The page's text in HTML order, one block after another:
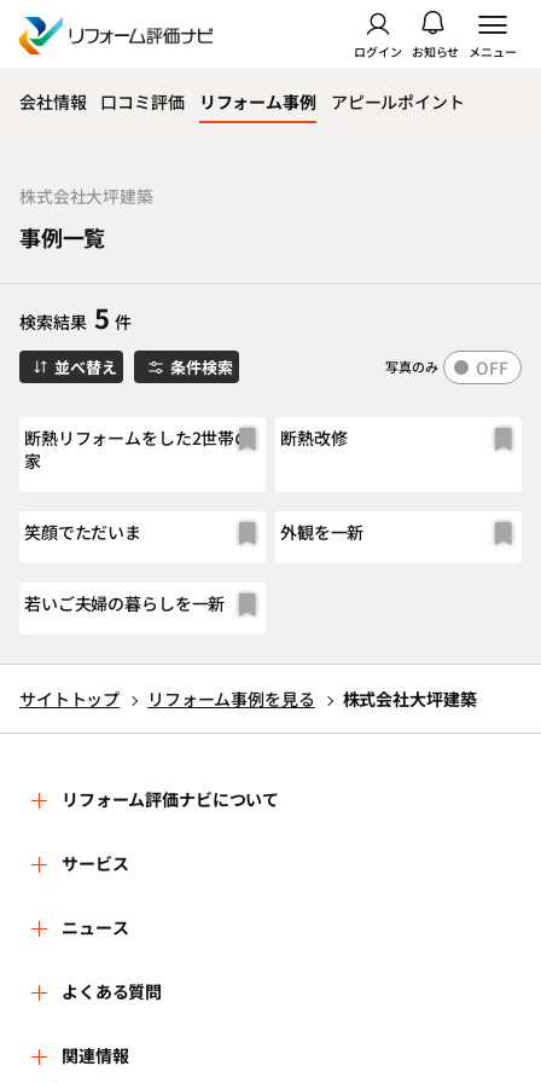
ログイン お知らせ メニュー
会社情報 口コミ評価 リフォーム事例 アピールポイント
株式会社大坪建築
事例一覧
検索結果 5 件
並べ替え 条件検索 写真のみ OFF
断熱リフォームをした2世帯の
家
断熱改修
笑顔でただいま 外観を一新
若いご夫婦の暮らしを一新
サイトトップ リフォーム事例を見る 株式会社大坪建築
リフォーム評価ナビについて
リフォーム評価ナビとは
運営体制
はじめての方へ
事務局へのお問い合せ
サービス
リフォーム会社を探す
リフォーム事例を見る
リフォームを相談する
ニュース
新着情報
講習会・セミナー
よくある質問
よくある質問
関連情報